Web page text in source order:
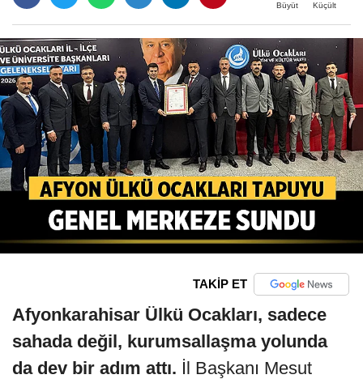
Büyüt Küçült
TAKİP ET
Afyonkarahisar Ülkü Ocakları, sadece
sahada değil, kurumsallaşma yolunda
da dev bir adım attı. İl Başkanı Mesut